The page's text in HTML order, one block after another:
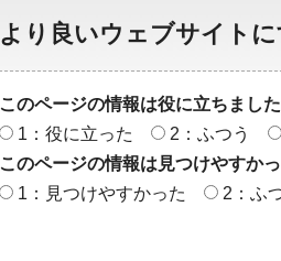
より良いウェブサイト
このページの情報は役に立ちまし
1：役に立った
2：ふつう
このページの情報は見つけやすか
1：見つけやすかった
2：ふ